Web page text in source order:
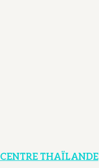
CENTRE THAÏLANDE